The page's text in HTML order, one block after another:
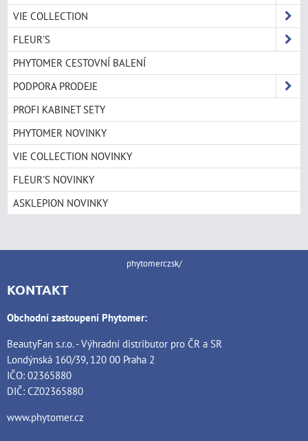
VIE COLLECTION
FLEUR'S
PHYTOMER CESTOVNÍ BALENÍ
PODPORA PRODEJE
PROFI KABINET SETY
PHYTOMER NOVINKY
VIE COLLECTION NOVINKY
FLEUR'S NOVINKY
ASKLEPION NOVINKY
phytomerczsk/
KONTAKT
Obchodní zastoupení Phytomer:
BeautyFan s.r.o. - Výhradní distributor pro ČR a SR
Londýnská 160/39, 120 00 Praha 2
IČO: 02365880
DIČ: CZ02365880
www.phytomer.cz